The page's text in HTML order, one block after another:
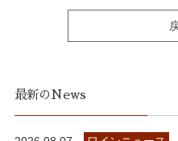
最新のNews